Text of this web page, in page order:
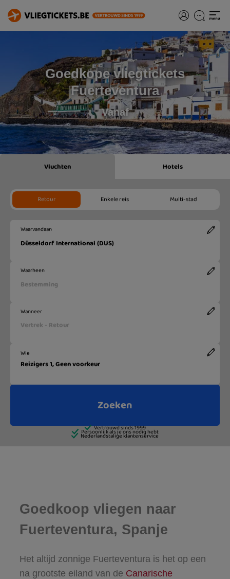
Goedkope vliegtickets
Fuerteventura
Vanaf
Goedkoop vliegen naar
Fuerteventura, Spanje
Het altijd zonnige Fuerteventura is het op een
na grootste eiland van de Canarische